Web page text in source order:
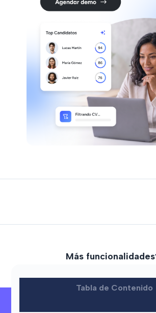
Tabla de Contenido
Más funcionalidades